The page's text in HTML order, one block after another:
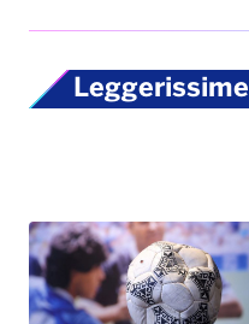
Leggerissime